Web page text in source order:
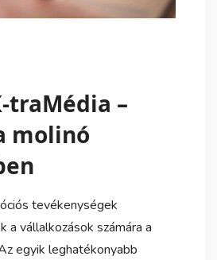
traMédia –
molinó
tevékenységek
a vállalkozások számára a
egyik leghatékonyabb